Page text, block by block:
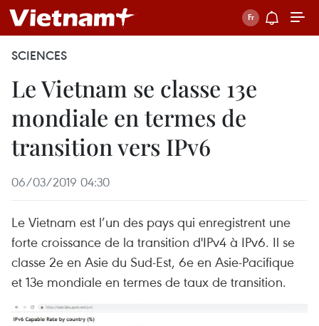
SCIENCES
Le Vietnam se classe 13e
mondiale en termes de
transition vers IPv6
06/03/2019 04:30
Le Vietnam est l’un des pays qui enregistrent une
forte croissance de la transition d'IPv4 à IPv6. Il se
classe 2e en Asie du Sud-Est, 6e en Asie-Pacifique
et 13e mondiale en termes de taux de transition.